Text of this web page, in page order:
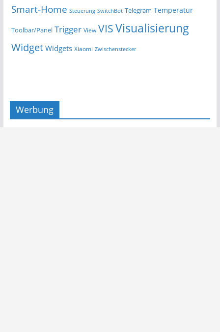
Smart-Home Steuerung SwitchBot Telegram Temperatur
Toolbar/Panel Trigger View VISVisualisierung
Widget Widgets Xiaomi Zwischenstecker
Werbung